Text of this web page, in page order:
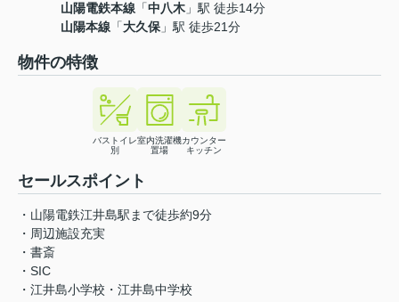
山陽電鉄本線 「中八木 」駅 徒歩14分
山陽本線 「大久保」駅 徒歩21分
物件の特徴
バストイレ
別
室内洗濯機
置場
カウンター
キッチン
セールスポイント
・山陽電鉄江井島駅まで徒歩約9分
・周辺施設充実
・書斎
・SIC
・江井島小学校・江井島中学校